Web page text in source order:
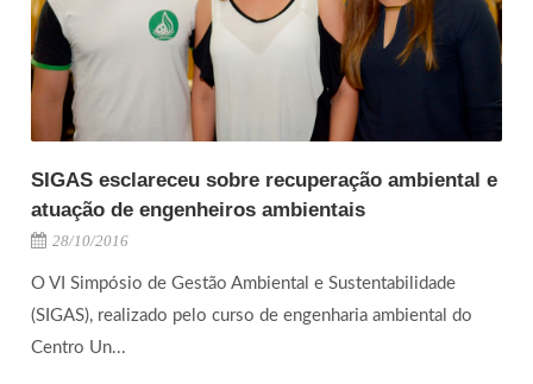
SIGAS esclareceu sobre recuperação ambiental e
atuação de engenheiros ambientais
28/10/2016
O VI Simpósio de Gestão Ambiental e Sustentabilidade
(SIGAS), realizado pelo curso de engenharia ambiental do
Centro Un...